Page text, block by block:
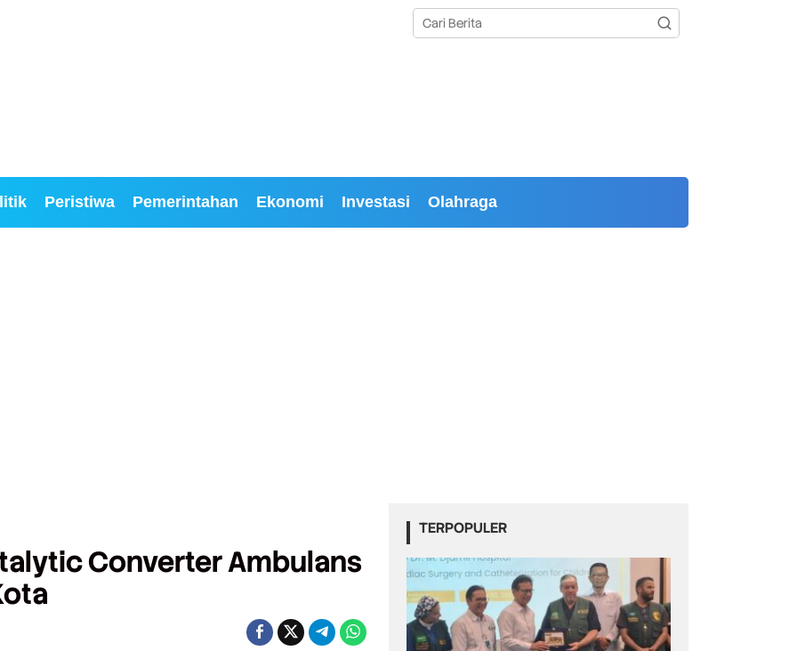
Peristiwa Pemerintahan Ekonomi Investasi Olahraga
Converter Ambulans
TERPOPULER